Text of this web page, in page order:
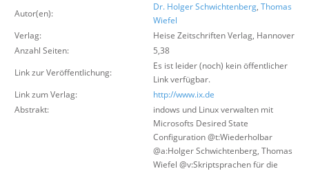
Autor(en):
Dr. Holger Schwichtenberg, Thomas
Wiefel
Verlag:
Heise Zeitschriften Verlag, Hannover
Anzahl Seiten:
5,38
Link zur Veröffentlichung:
Es ist leider (noch) kein öffentlicher
Link verfügbar.
Link zum Verlag:
http://www.ix.de
Abstrakt:
indows und Linux verwalten mit
Microsofts Desired State
Configuration @t:Wiederholbar
@a:Holger Schwichtenberg, Thomas
Wiefel @v:Skriptsprachen für die